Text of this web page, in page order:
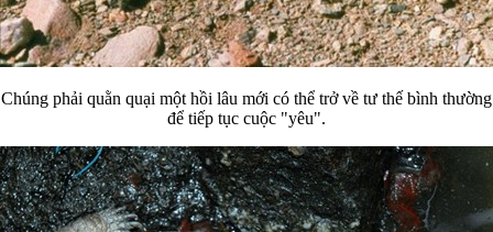
Chúng phải quằn quại một hồi lâu mới có thể trở về tư thế bình thường
để tiếp tục cuộc "yêu".